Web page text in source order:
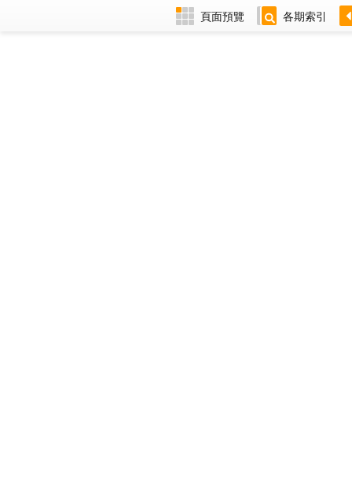
頁面預覽 各期索引